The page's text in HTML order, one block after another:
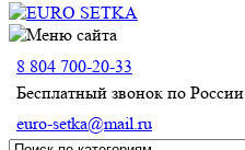
8 804 700-20-33
Бесплатный звонок по России
euro-setka@mail.ru